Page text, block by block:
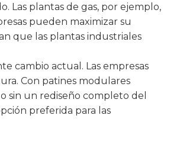
Las plantas de gas, por ejemplo,
pueden maximizar su
que las plantas industriales
cambio actual. Las empresas
Con patines modulares
sin un rediseño completo del
preferida para las